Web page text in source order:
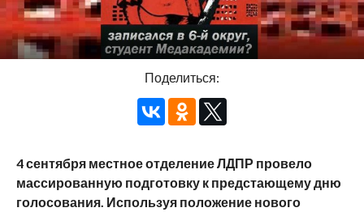
Поделиться:
4 сентября местное отделение ЛДПР провело
массированную подготовку к предстающему дню
голосования. Используя положение нового